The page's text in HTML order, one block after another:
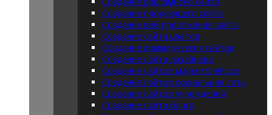
Создание продающего сайта
Создание веб приложения сайта
Создание сайта цветов
Создание коммерческих сайтов
Создание сайта дизайнера
Создание сайтов маркетплейсов
Создание сайтов социальная сеть
Создание сайтов учреждений
Создание сайта блога